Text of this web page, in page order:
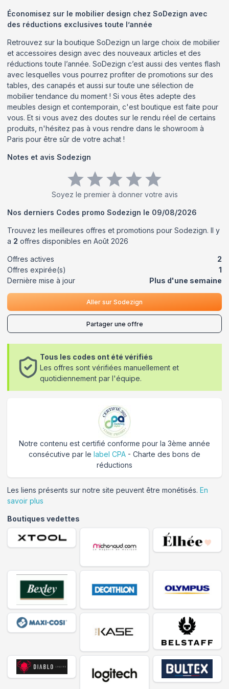
Économisez sur le mobilier design chez SoDezign avec
des réductions exclusives toute l’année
Retrouvez sur la boutique SoDezign un large choix de mobilier
et accessoires design avec des nouveaux articles et des
réductions toute l’année. SoDezign c’est aussi des ventes flash
avec lesquelles vous pourrez profiter de promotions sur des
tables, des canapés et aussi sur toute une sélection de
mobilier tendance du moment ! Si vous êtes adepte des
meubles design et contemporain, c'est boutique est faite pour
vous. Et si vous avez des doutes sur le rendu réel de certains
produits, n'hésitez pas à vous rendre dans le showroom à
Paris pour être sûr de votre achat !
Notes et avis Sodezign
Soyez le premier à donner votre avis
Nos derniers Codes promo Sodezign le 09/08/2026
Trouvez les meilleures offres et promotions pour Sodezign. Il y
a 2 offres disponibles en Août 2026
Offres actives
2
Offres expirée(s)
1
Dernière mise à jour
Plus d'une semaine
Aller sur Sodezign
Partager une offre
Tous les codes ont été vérifiés
Les offres sont vérifiées manuellement et
quotidiennement par l'équipe.
Notre contenu est certifié conforme pour la 3ème année
consécutive par le label CPA - Charte des bons de
réductions
Les liens présents sur notre site peuvent être monétisés. En
savoir plus
Boutiques vedettes